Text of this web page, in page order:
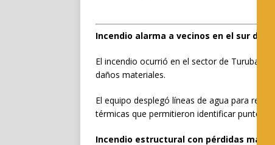
Incendio alarma a vecinos en el sur de
El incendio ocurrió en el sector de
daños materiales.
El equipo desplegó líneas de agua para
térmicas que permitieron identificar puntos
Incendio estructural con pérdidas